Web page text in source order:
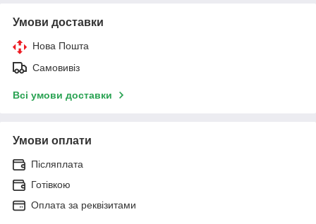
Умови доставки
Нова Пошта
Самовивіз
Всі умови доставки
Умови оплати
Післяплата
Готівкою
Оплата за реквізитами